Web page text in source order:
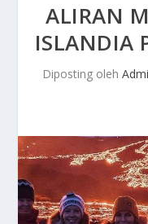
ALIRAN
ISLANDIA
Diposting oleh